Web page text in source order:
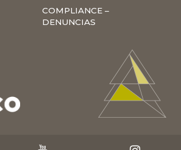
COMPLIANCE –
DENUNCIAS